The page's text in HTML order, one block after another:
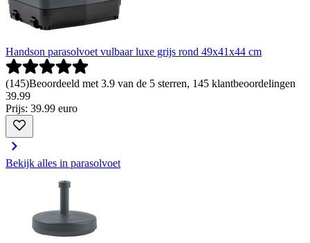
Handson parasolvoet vulbaar luxe grijs rond 49x41x44 cm
(145)Beoordeeld met 3.9 van de 5 sterren, 145 klantbeoordelingen
39.99
Prijs: 39.99 euro
Bekijk alles in parasolvoet